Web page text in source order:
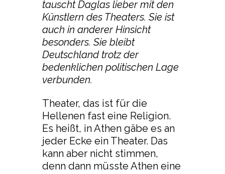
tauscht Daglas lieber mit den
Künstlern des Theaters. Sie ist
auch in anderer Hinsicht
besonders. Sie bleibt
Deutschland trotz der
bedenklichen politischen Lage
verbunden.
Theater, das ist für die
Hellenen fast eine Religion.
Es heißt, in Athen gäbe es an
jeder Ecke ein Theater. Das
kann aber nicht stimmen,
denn dann müsste Athen eine